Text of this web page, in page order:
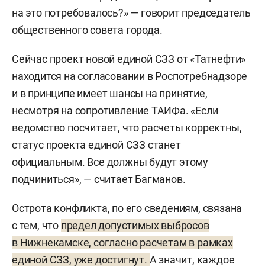
на это потребовалось?» — говорит председатель
общественного совета города.
Сейчас проект новой единой СЗЗ от «Татнефти»
находится на согласовании в Роспотребнадзоре
и в принципе имеет шансы на принятие,
несмотря на сопротивление ТАИФа. «Если
ведомство посчитает, что расчеты корректны,
статус проекта единой СЗЗ станет
официальным. Все должны будут этому
подчиниться», — считает Багманов.
Острота конфликта, по его сведениям, связана
с тем, что предел допустимых выбросов
в Нижнекамске, согласно расчетам в рамках
единой СЗЗ, уже достигнут. А значит, каждое